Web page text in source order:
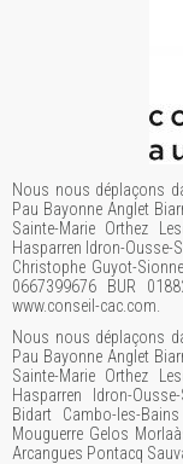
Nous nous déplaçons
Pau Bayonne Anglet
Sainte-Marie Orthez
Hasparren Idron-Ousse-
Christophe Guyot-
0667399676 BUR
www.conseil-cac.com.
Nous nous déplaçons
Pau Bayonne Anglet
Sainte-Marie Orthez
Hasparren Idron-
Bidart Cambo-les-
Mouguerre Gelos
Arcangues Pontacq